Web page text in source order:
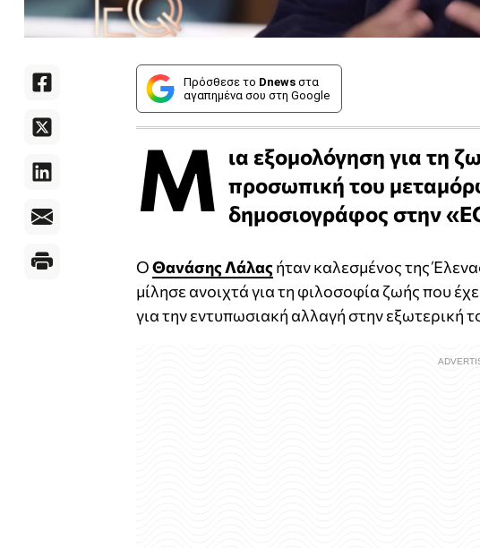
Πρόσθεσε το Dnews στα
αγαπημένα σου στη Google
Μ ια εξομολόγηση για τη
προσωπική του
δημοσιογράφος στην
ΟΘανάσης Λάλας ήταν καλεσμένος της
μίλησε ανοιχτά για τη φιλοσοφία ζωής που
για την εντυπωσιακή αλλαγή στην εξωτερική